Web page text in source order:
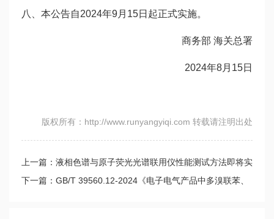
八、本公告自2024年9月15日起正式实施。
商务部 海关总署
2024年8月15日
版权所有：http://www.runyangyiqi.com 转载请注明出处
上一篇：液相色谱与原子荧光光谱联用仪性能测试方法即将实
施
下一篇：GB/T 39560.12-2024《电子电气产品中多溴联苯、